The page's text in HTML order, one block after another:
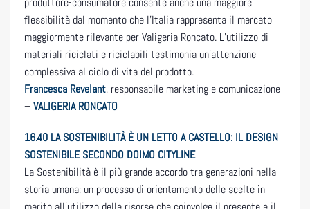
flessibilità dal momento che l’Italia rappresenta il mercato
maggiormente rilevante per Valigeria Roncato. L’utilizzo di
materiali riciclati e riciclabili testimonia un’attenzione
complessiva al ciclo di vita del prodotto.
Francesca Revelant, responsabile marketing e comunicazione
– VALIGERIA RONCATO
16.40 LA SOSTENIBILITÀ È UN LETTO A CASTELLO: IL DESIGN
SOSTENIBILE SECONDO DOIMO CITYLINE
La Sostenibilità è il più grande accordo tra generazioni nella
storia umana; un processo di orientamento delle scelte in